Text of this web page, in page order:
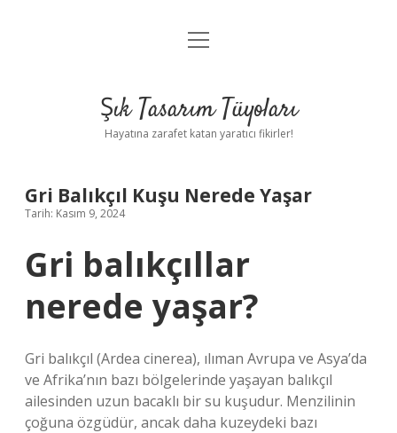
Anasayfa
Yasal Uyarı
menüyü
Şık Tasarım Tüyoları
Hayatına zarafet katan yaratıcı fikirler!
Gri Balıkçıl Kuşu Nerede Yaşar
Tarih: Kasım 9, 2024
Gri balıkçıllar
nerede yaşar?
Gri balıkçıl (Ardea cinerea), ılıman Avrupa ve Asya’da
ve Afrika’nın bazı bölgelerinde yaşayan balıkçıl
ailesinden uzun bacaklı bir su kuşudur. Menzilinin
çoğuna özgüdür, ancak daha kuzeydeki bazı